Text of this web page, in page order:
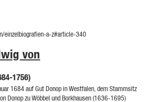
einzelbiografien-a-z#article-340
von
1756)
1684 auf Gut Donop in Westfalen, dem Stammsitz
Donop zu Wöbbel und Borkhausen (1636-1695)